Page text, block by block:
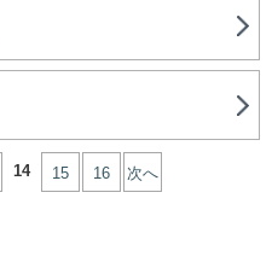
14 15 16 次へ